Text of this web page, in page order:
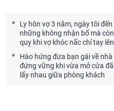
Ly hôn vợ 3 năm, ngày tôi
những không nhận bố mà
quỵ khi vợ khóc nấc chỉ tay
Hào hứng đưa bạn gái về
đứng vững khi vừa mở cửa
lấy nhau giữa phòng khách